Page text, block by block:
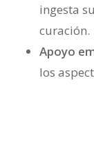
ingesta
curación.
Apoyo
los